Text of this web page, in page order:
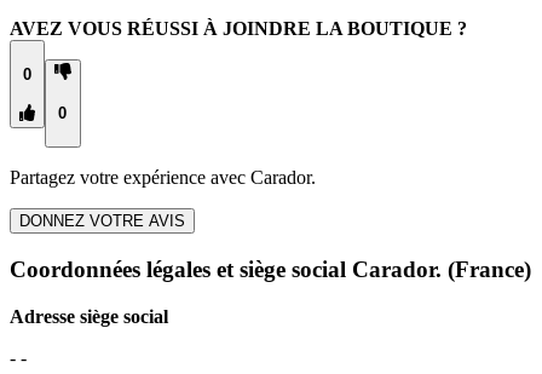
AVEZ VOUS RÉUSSI À JOINDRE LA BOUTIQUE ?
0
0
Partagez votre expérience avec Carador.
DONNEZ VOTRE AVIS
Coordonnées légales et siège social Carador. (France)
Adresse siège social
- -